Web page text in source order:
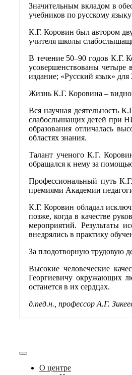
Значительным вкладом в
учебников по русскому
К.Г. Коровин был автором
учителя школы
В течение 50–90 годов К.Г.
усовершенствованы четыре
издание; «Русский язык»
Жизнь К.Г. Коровина –
Вся научная деятельность
слабослышащих детей при
образования отличалась
областях знания.
Талант ученого К.Г.
обращался к нему за
Профессиональный путь
премиями Академии
К.Г. Коровин обладал
позже, когда в качестве
мероприятий. Результаты
внедрялись в практику
За плодотворную трудовую
Высокие человеческие
Георгиевичу окружающих
останется в их сердцах.
д.пед.н., профессор А.Г.
О центре